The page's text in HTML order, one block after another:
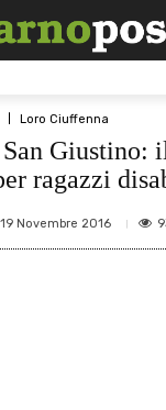
Loro Ciuffenna
Giustino:
ragazzi
19 Novembre 2016